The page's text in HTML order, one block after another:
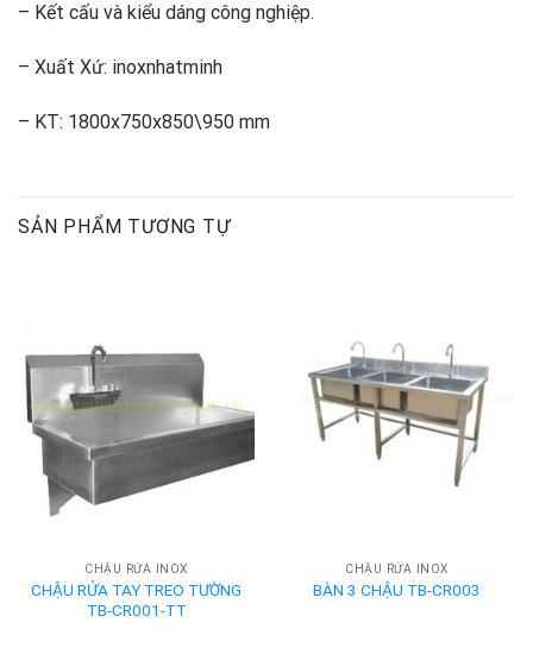
– Kết cấu và kiểu dáng công nghiệp.
– Xuất Xứ: inoxnhatminh
– KT: 1800x750x850\950 mm
SẢN PHẨM TƯƠNG TỰ
CHẬU RỬA INOX
CHẬU RỬA TAY TREO TƯỜNG
TB-CR001-TT
CHẬU RỬA INOX
BÀN 3 CHẬU TB-CR003